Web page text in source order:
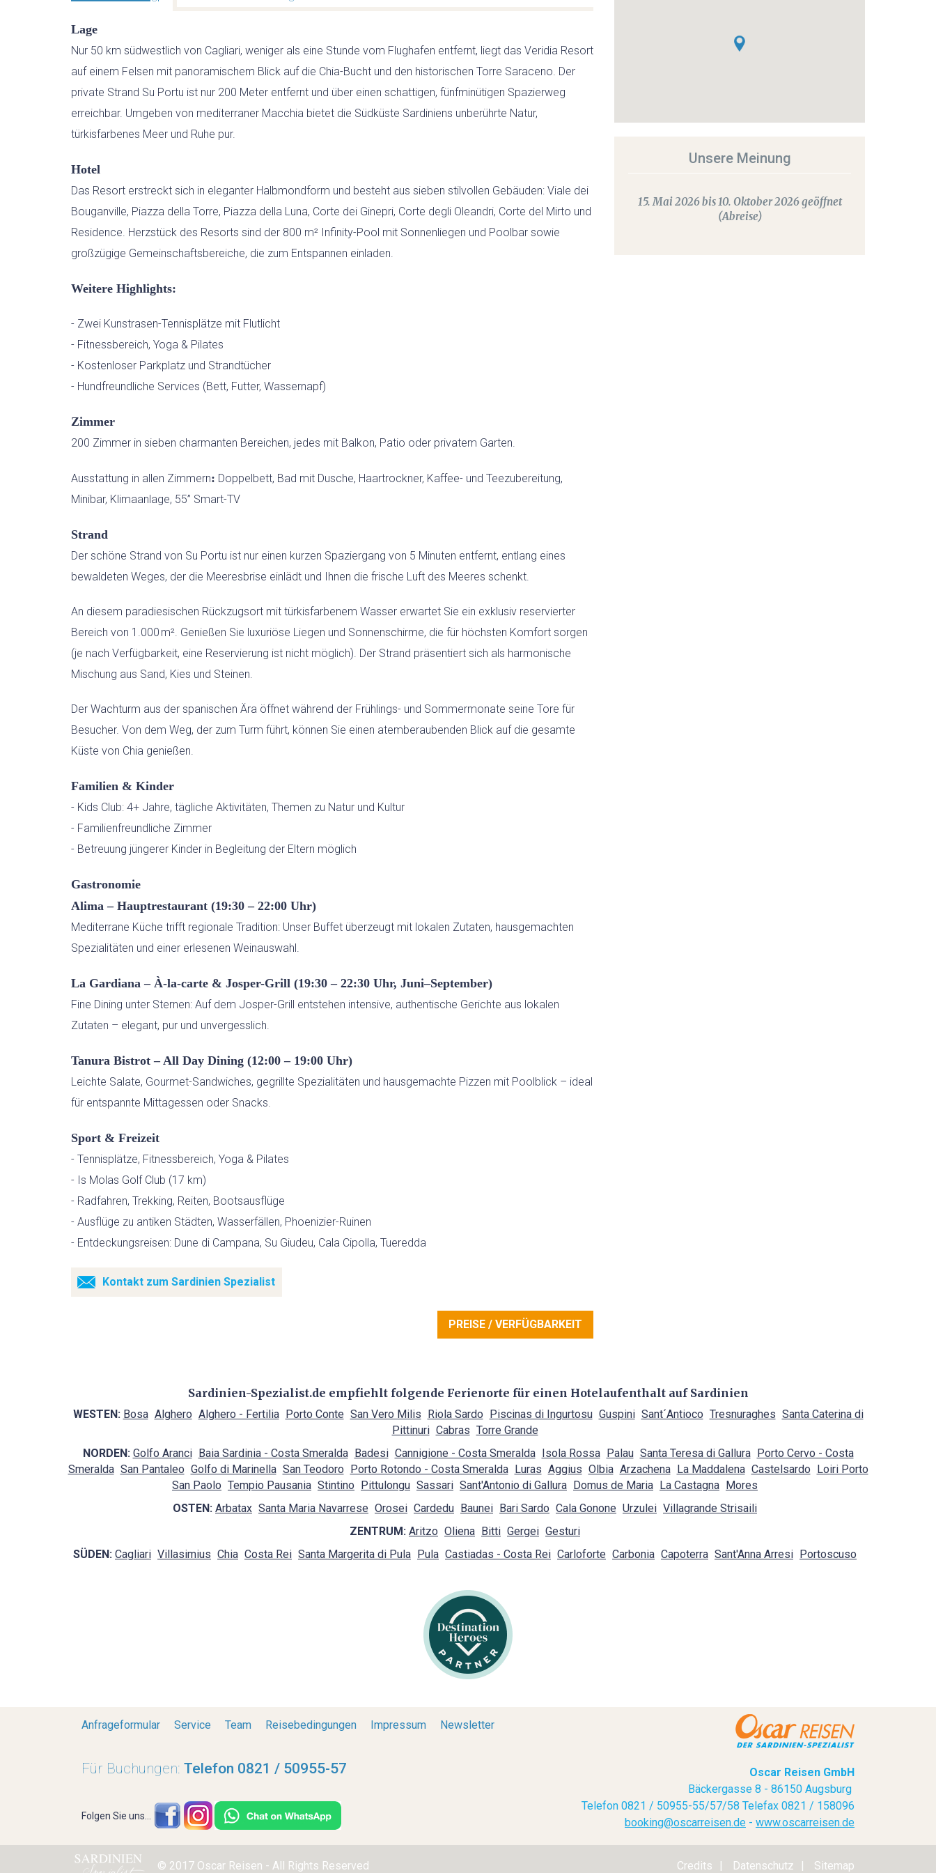
AKTIV
WANDERN
KITESURFEN
FEWO
Lage
Nur 50 km südwestlich von Cagliari, weniger als eine Stunde vom Flughafen entfernt, liegt das Veridia Resort
auf einem Felsen mit panoramischem Blick auf die Chia-Bucht und den historischen Torre Saraceno. Der
private Strand Su Portu ist nur 200 Meter entfernt und über einen schattigen, fünfminütigen Spazierweg
erreichbar. Umgeben von mediterraner Macchia bietet die Südküste Sardiniens unberührte Natur,
türkisfarbenes Meer und Ruhe pur.
Hotel
Das Resort erstreckt sich in eleganter Halbmondform und besteht aus sieben stilvollen Gebäuden: Viale dei
Bouganville, Piazza della Torre, Piazza della Luna, Corte dei Ginepri, Corte degli Oleandri, Corte del Mirto und
Residence. Herzstück des Resorts sind der 800 m² Infinity-Pool mit Sonnenliegen und Poolbar sowie
großzügige Gemeinschaftsbereiche, die zum Entspannen einladen.
Weitere Highlights:
- Zwei Kunstrasen-Tennisplätze mit Flutlicht
- Fitnessbereich, Yoga & Pilates
- Kostenloser Parkplatz und Strandtücher
- Hundfreundliche Services (Bett, Futter, Wassernapf)
Zimmer
200 Zimmer in sieben charmanten Bereichen, jedes mit Balkon, Patio oder privatem Garten.
Ausstattung in allen Zimmern: Doppelbett, Bad mit Dusche, Haartrockner, Kaffee- und Teezubereitung,
Minibar, Klimaanlage, 55” Smart-TV
Strand
Der schöne Strand von Su Portu ist nur einen kurzen Spaziergang von 5 Minuten entfernt, entlang eines
bewaldeten Weges, der die Meeresbrise einlädt und Ihnen die frische Luft des Meeres schenkt.
An diesem paradiesischen Rückzugsort mit türkisfarbenem Wasser erwartet Sie ein exklusiv reservierter
Bereich von 1.000 m². Genießen Sie luxuriöse Liegen und Sonnenschirme, die für höchsten Komfort sorgen
(je nach Verfügbarkeit, eine Reservierung ist nicht möglich). Der Strand präsentiert sich als harmonische
Mischung aus Sand, Kies und Steinen.
Der Wachturm aus der spanischen Ära öffnet während der Frühlings- und Sommermonate seine Tore für
Besucher. Von dem Weg, der zum Turm führt, können Sie einen atemberaubenden Blick auf die gesamte
Küste von Chia genießen.
Familien & Kinder
- Kids Club: 4+ Jahre, tägliche Aktivitäten, Themen zu Natur und Kultur
- Familienfreundliche Zimmer
- Betreuung jüngerer Kinder in Begleitung der Eltern möglich
Gastronomie
Alima – Hauptrestaurant (19:30 – 22:00 Uhr)
Mediterrane Küche trifft regionale Tradition: Unser Buffet überzeugt mit lokalen Zutaten, hausgemachten
Spezialitäten und einer erlesenen Weinauswahl.
La Gardiana – À-la-carte & Josper-Grill (19:30 – 22:30 Uhr, Juni–September)
Fine Dining unter Sternen: Auf dem Josper-Grill entstehen intensive, authentische Gerichte aus lokalen
Zutaten – elegant, pur und unvergesslich.
Tanura Bistrot – All Day Dining (12:00 – 19:00 Uhr)
Leichte Salate, Gourmet-Sandwiches, gegrillte Spezialitäten und hausgemachte Pizzen mit Poolblick – ideal
für entspannte Mittagessen oder Snacks.
Sport & Freizeit
- Tennisplätze, Fitnessbereich, Yoga & Pilates
- Is Molas Golf Club (17 km)
- Radfahren, Trekking, Reiten, Bootsausflüge
- Ausflüge zu antiken Städten, Wasserfällen, Phoenizier-Ruinen
- Entdeckungsreisen: Dune di Campana, Su Giudeu, Cala Cipolla, Tueredda
Kontakt zum Sardinien Spezialist
PREISE / VERFÜGBARKEIT
Unsere Meinung
15. Mai 2026 bis 10. Oktober 2026 geöffnet
(Abreise)
Sardinien-Spezialist.de empfiehlt folgende Ferienorte für einen Hotelaufenthalt auf Sardinien
WESTEN: Bosa Alghero Alghero - Fertilia Porto Conte San Vero Milis Riola Sardo Piscinas di Ingurtosu Guspini Sant´Antioco Tresnuraghes Santa Caterina di
Pittinuri Cabras Torre Grande
NORDEN: Golfo Aranci Baia Sardinia - Costa Smeralda Badesi Cannigione - Costa Smeralda Isola Rossa Palau Santa Teresa di Gallura Porto Cervo - Costa
Smeralda San Pantaleo Golfo di Marinella San Teodoro Porto Rotondo - Costa Smeralda Luras Aggius Olbia Arzachena La Maddalena Castelsardo Loiri Porto
San Paolo Tempio Pausania Stintino Pittulongu Sassari Sant'Antonio di Gallura Domus de Maria La Castagna Mores
OSTEN: Arbatax Santa Maria Navarrese Orosei Cardedu Baunei Bari Sardo Cala Gonone Urzulei Villagrande Strisaili
ZENTRUM: Aritzo Oliena Bitti Gergei Gesturi
SÜDEN: Cagliari Villasimius Chia Costa Rei Santa Margerita di Pula Pula Castiadas - Costa Rei Carloforte Carbonia Capoterra Sant'Anna Arresi Portoscuso
Anfrageformular Service Team Reisebedingungen Impressum Newsletter
Für Buchungen: Telefon 0821 / 50955-57
Folgen Sie uns...
Oscar Reisen GmbH
Bäckergasse 8 - 86150 Augsburg
Telefon 0821 / 50955-55/57/58 Telefax 0821 / 158096
booking@oscarreisen.de - www.oscarreisen.de
© 2017 Oscar Reisen - All Rights Reserved Credits Datenschutz Sitemap